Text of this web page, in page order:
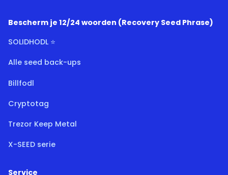
Bescherm je 12/24 woorden (Recovery Seed Phrase)
SOLIDHODL ⭐
Alle seed back-ups
Billfodl
Cryptotag
Trezor Keep Metal
X-SEED serie
Service